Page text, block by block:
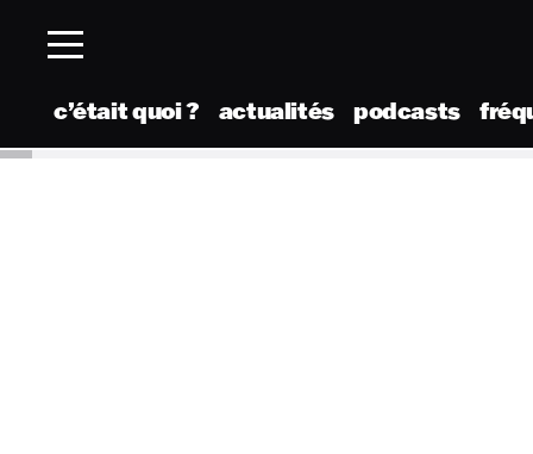
c’était quoi ? actualités podcasts